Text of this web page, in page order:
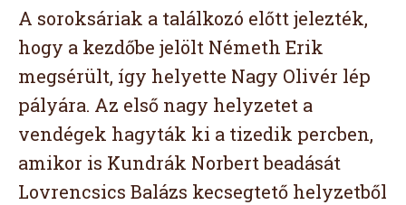
A soroksáriak a találkozó előtt jelezték,
hogy a kezdőbe jelölt Németh Erik
megsérült, így helyette Nagy Olivér lép
pályára. Az első nagy helyzetet a
vendégek hagyták ki a tizedik percben,
amikor is Kundrák Norbert beadását
Lovrencsics Balázs kecsegtető helyzetből